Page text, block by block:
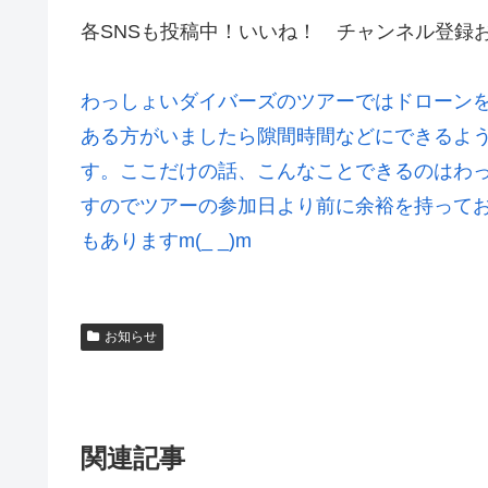
各SNSも投稿中！いいね！ チャンネル登録
わっしょいダイバーズのツアーではドローン
ある方がいましたら隙間時間などにできるよ
す。ここだけの話、こんなことできるのはわ
すのでツアーの参加日より前に余裕を持って
もありますm(_ _)m
お知らせ
関連記事